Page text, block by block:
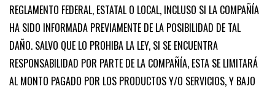
REGLAMENTO FEDERAL, ESTATAL O LOCAL, INCLUSO SI LA COMPAÑÍA
HA SIDO INFORMADA PREVIAMENTE DE LA POSIBILIDAD DE TAL
DAÑO. SALVO QUE LO PROHIBA LA LEY, SI SE ENCUENTRA
RESPONSABILIDAD POR PARTE DE LA COMPAÑÍA, ESTA SE LIMITARÁ
AL MONTO PAGADO POR LOS PRODUCTOS Y/O SERVICIOS, Y BAJO